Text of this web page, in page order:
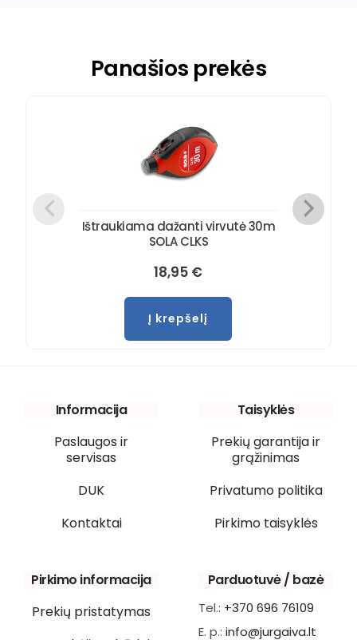
Panašios prekės
Ištraukiama dažanti virvutė 30m
SOLA CLKS
18,95 €
Į krepšelį
Informacija
Paslaugos ir
servisas
DUK
Kontaktai
Taisyklės
Prekių garantija ir
grąžinimas
Privatumo politika
Pirkimo taisyklės
Pirkimo informacija
Prekių pristatymas
Parduotuvė / bazė
Tel.: +370 696 76109
E. p.: info@jurgaiva.lt